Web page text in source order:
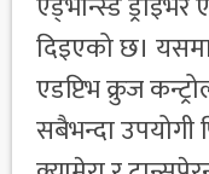
दिइएको छ।
एडप्टिभ क्रुज
सबैभन्दा उपयोगी